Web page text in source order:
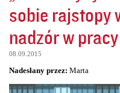
sobie rajstopy
nadzór w pracy
08.09.2015
Nadesłany przez: Marta